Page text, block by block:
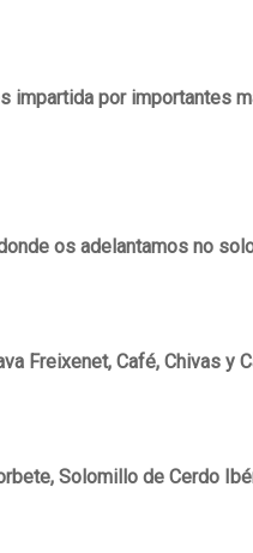
impartida por importantes
os adelantamos no
Freixenet, Café, Chivas y
Solomillo de Cerdo